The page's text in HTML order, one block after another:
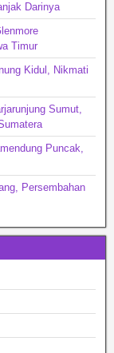
Darinya
Timur
Kidul, Nikmati
Sumut,
Puncak,
Persembahan